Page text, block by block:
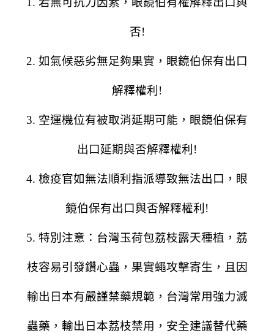
否!
2. 如氣候惡劣無足夠果實，眼鏡伯保有出口
解釋權利!
3. 空運機位有被取消延期可能，眼鏡伯保有
出口延期與否解釋權利!
4. 檢疫官如無法順利指派導致無法出口，眼
鏡伯保有出口與否解釋權利!
5. 特別注意：台灣玉荷包荔枝露天種植，荔
枝容易引發鑽心蟲，果實蠅攻擊寄生，且因
輸出日本有嚴謹禁藥規範，台灣常用強力滅
蟲藥，輸出日本荔枝禁用，安全建議替代藥